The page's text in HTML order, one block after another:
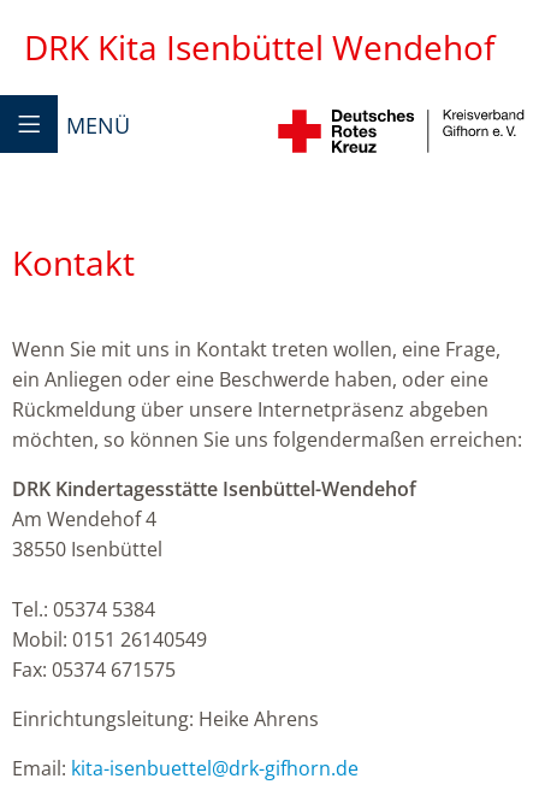
DRK Kita Isenbüttel Wendehof
MENÜ
Kontakt
Wenn Sie mit uns in Kontakt treten wollen, eine Frage,
ein Anliegen oder eine Beschwerde haben, oder eine
Rückmeldung über unsere Internetpräsenz abgeben
möchten, so können Sie uns folgendermaßen erreichen:
DRK Kindertagesstätte Isenbüttel-Wendehof
Am Wendehof 4
38550 Isenbüttel
Tel.: 05374 5384
Mobil: 0151 26140549
Fax: 05374 671575
Einrichtungsleitung: Heike Ahrens
Email: kita-isenbuettel@drk-gifhorn.de